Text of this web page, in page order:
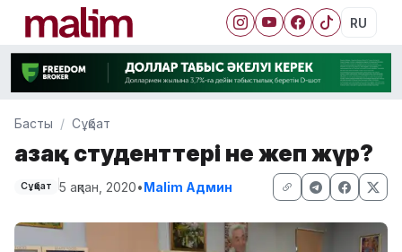
RU
Басты Сұқбат
Қазақ студенттері не жеп жүр?
Сұқбат 5 ақпан, 2020•Malim Админ